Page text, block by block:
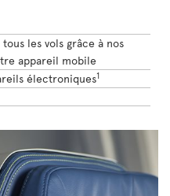
les vols grâce à nos
appareil mobile
électroniques1